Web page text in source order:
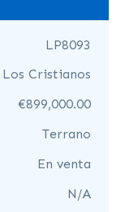
LP8093
Los Cristianos
€899,000.00
Terrano
En venta
N/A